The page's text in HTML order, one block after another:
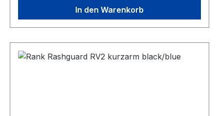
In den Warenkorb